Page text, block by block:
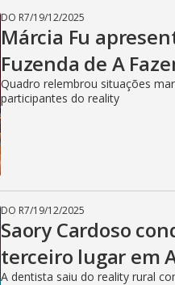
DO R7/19/12/2025
Márcia Fu
Fuzenda de A
Quadro relembrou situações
participantes do reality
DO R7/19/12/2025
Saory Cardoso
terceiro lugar em
A dentista saiu do reality rural